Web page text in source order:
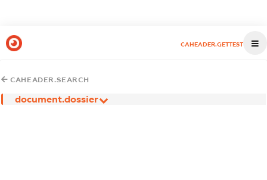
CAHEADER.GETTEST
CAHEADER.SEARCH
document.dossier